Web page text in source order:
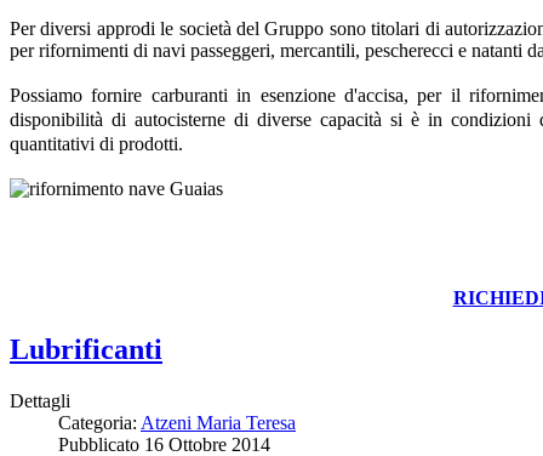
Per diversi approdi le società del Gruppo sono titolari di
per rifornimenti di navi passeggeri, mercantili, pescherecci e natanti
Possiamo fornire carburanti in esenzione d'accisa, per il
disponibilità di autocisterne di diverse capacità si è in
quantitativi di prodotti.
Lubrificanti
Dettagli
Categoria: Atzeni Maria Teresa
Pubblicato 16 Ottobre 2014